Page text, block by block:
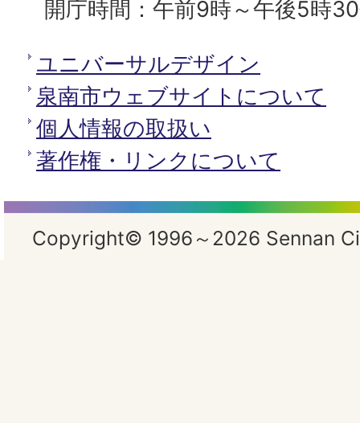
開庁時間：午前9時～午後5時
ユニバーサルデザイン
泉南市ウェブサイトについて
個人情報の取扱い
著作権・リンクについて
Copyright© 1996～2026 Sennan